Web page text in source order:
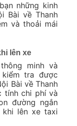
những kinh
Bài về Thanh
và thoải mái
lên xe
minh và
tra được
Bài về Thanh
tính chi phí và
đường ngắn
lên xe taxi